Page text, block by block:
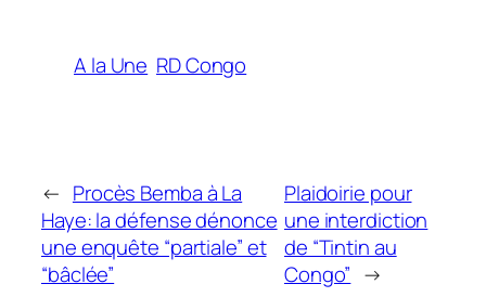
A la Une RD Congo
← Procès Bemba à La
Haye: la défense dénonce
une enquête “partiale” et
“bâclée”
Plaidoirie pour
une interdiction
de “Tintin au
Congo” →